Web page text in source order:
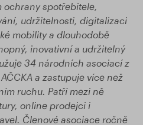
ochrany spotřebitele,
udržitelnosti, digitalizaci
mobility a dlouhodobě
inovativní a udržitelný
34 národních asociací z
a zastupuje více než
ruchu. Patří mezi ně
online prodejci i
Členové asociace ročně